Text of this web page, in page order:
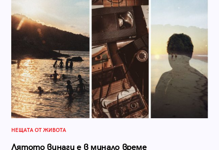
НЕЩАТА ОТ ЖИВОТА
Лятото винаги е в минало време